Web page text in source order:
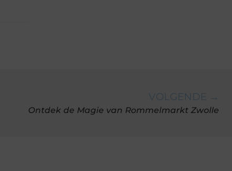
VOLGENDE →
Ontdek de Magie van Rommelmarkt Zwolle